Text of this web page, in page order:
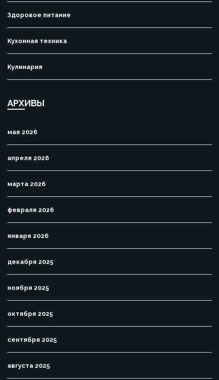
Здоровое питание
Кухонная техника
Кулинария
АРХИВЫ
мая 2026
апреля 2026
марта 2026
февраля 2026
января 2026
декабря 2025
ноября 2025
октября 2025
сентября 2025
августа 2025